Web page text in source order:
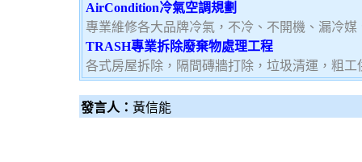
AirCondition冷氣空調規劃
專業維修各大品牌冷氣，不冷、不開機、漏冷
TRASH專業拆除廢棄物處理工程
各式房屋拆除，隔間磚牆打除，垃圾清運，粗工
發言人： 黃信能